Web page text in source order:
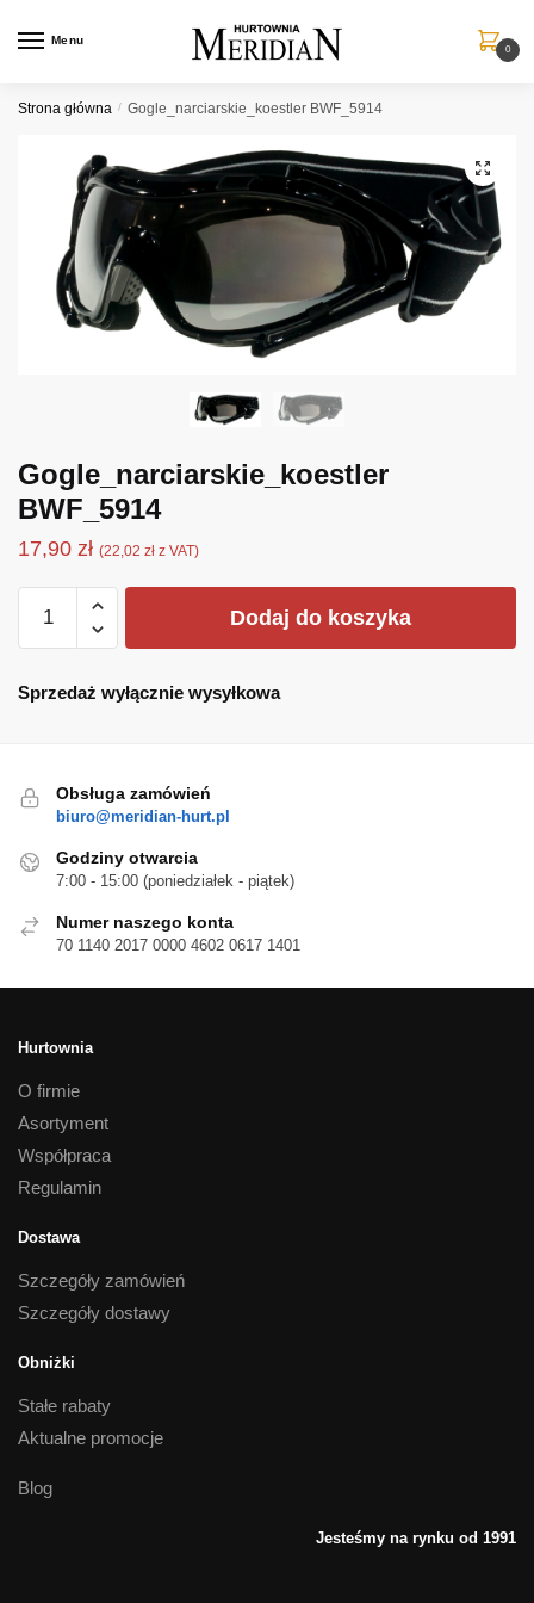
Menu
0
Strona główna / Gogle_narciarskie_koestler BWF_5914
Gogle_narciarskie_koestler
BWF_5914
17,90 zł (22,02 zł z VAT)
Gogle_narciarskie_koestler Dodaj do koszyka
Sprzedaż wyłącznie wysyłkowa
Obsługa zamówień
biuro@meridian-hurt.pl
Godziny otwarcia
7:00 - 15:00 (poniedziałek - piątek)
Numer naszego konta
70 1140 2017 0000 4602 0617 1401
Hurtownia
O firmie
Asortyment
Współpraca
Regulamin
Dostawa
Szczegóły zamówień
Szczegóły dostawy
Obniżki
Stałe rabaty
Aktualne promocje
Blog
Jesteśmy na rynku od 1991